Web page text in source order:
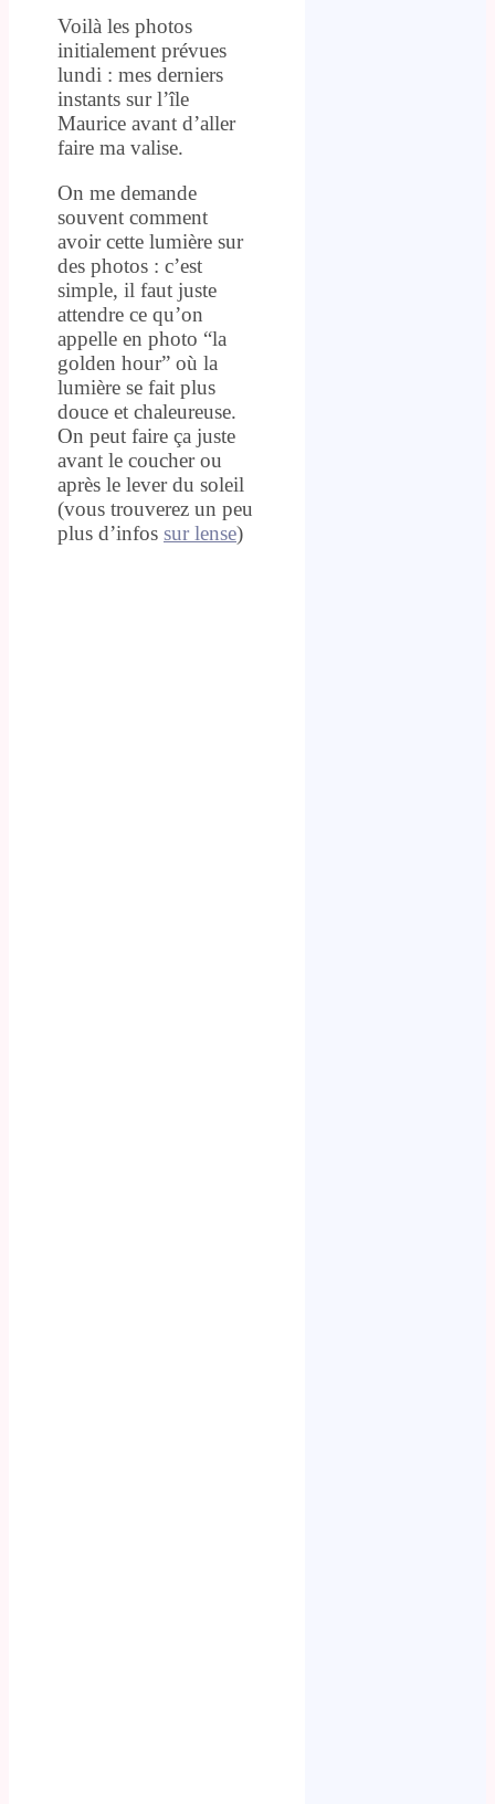
Voilà les photos
initialement prévues
lundi : mes derniers
instants sur l’île
Maurice avant d’aller
faire ma valise.
On me demande
souvent comment
avoir cette lumière sur
des photos : c’est
simple, il faut juste
attendre ce qu’on
appelle en photo “la
golden hour” où la
lumière se fait plus
douce et chaleureuse.
On peut faire ça juste
avant le coucher ou
après le lever du soleil
(vous trouverez un peu
plus d’infos sur lense)